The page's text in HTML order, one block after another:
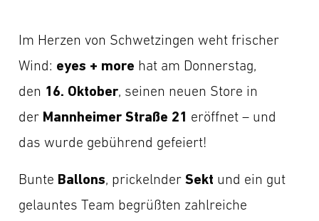
Im Herzen von Schwetzingen weht frischer
Wind: eyes + more hat am Donnerstag,
den 16. Oktober, seinen neuen Store in
der Mannheimer Straße 21 eröffnet – und
das wurde gebührend gefeiert!
Bunte Ballons, prickelnder Sekt und ein gut
gelauntes Team begrüßten zahlreiche